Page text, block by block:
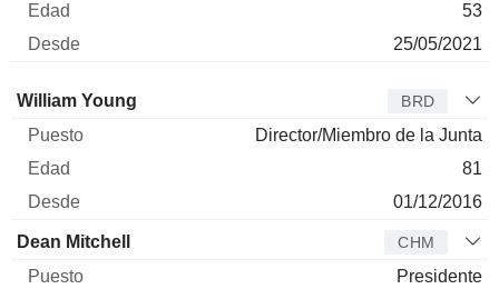
53
25/05/2021
Administrador
William Young BRD
Director/Miembro de la Junta
81
01/12/2016
Dean Mitchell CHM
Presidente